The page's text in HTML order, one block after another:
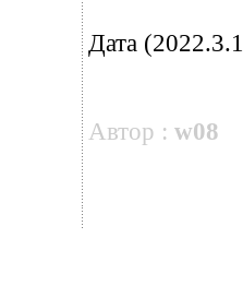
Дата
Автор : w08